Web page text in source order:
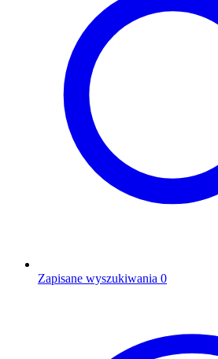
Zapisane wyszukiwania 0